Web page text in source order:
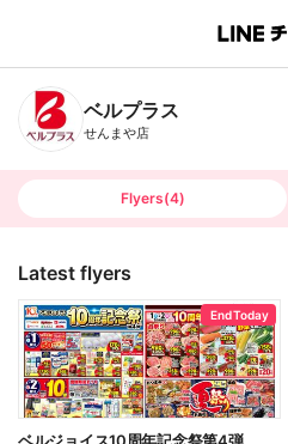
B
n
T
ベルプラス
せんまや店
Flyers(4)
Latest flyers
End Today